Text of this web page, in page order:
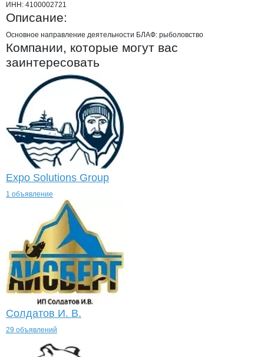
ИНН: 4100002721
Описание:
Основное направление деятельности БЛАФ: рыболовство
Компании, которые могут вас
заинтересовать
Expo Solutions Group
1 объявление
Солдатов И. В.
29 объявлений